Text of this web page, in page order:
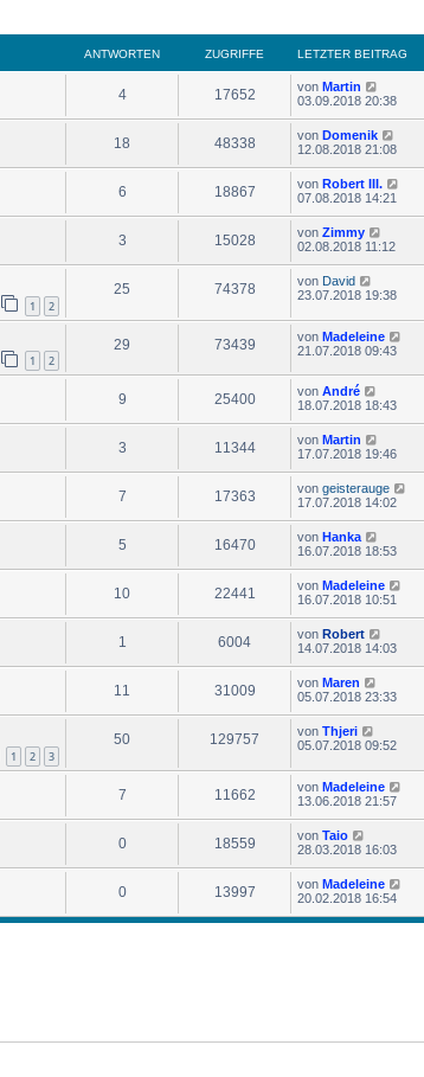
ANTWORTEN ZUGRIFFE LETZTER BEITRAG
4 17652 von Martin
03.09.2018 20:38
18 48338 von Domenik
12.08.2018 21:08
6 18867 von Robert III.
07.08.2018 14:21
3 15028 von Zimmy
02.08.2018 11:12
1 2
25 74378 von David
23.07.2018 19:38
1 2
29 73439 von Madeleine
21.07.2018 09:43
9 25400 von André
18.07.2018 18:43
3 11344 von Martin
17.07.2018 19:46
7 17363 von geisterauge
17.07.2018 14:02
5 16470 von Hanka
16.07.2018 18:53
10 22441 von Madeleine
16.07.2018 10:51
1 6004 von Robert
14.07.2018 14:03
11 31009 von Maren
05.07.2018 23:33
1 2 3
50 129757 von Thjeri
05.07.2018 09:52
7 11662 von Madeleine
13.06.2018 21:57
0 18559 von Taio
28.03.2018 16:03
0 13997 von Madeleine
20.02.2018 16:54